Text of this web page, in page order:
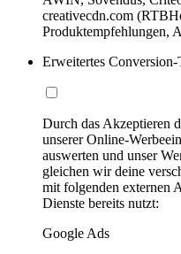
creativecdn.com
Produktempfehlungen,
Erweitertes
Durch das Akzeptieren
unserer Online-
auswerten und unser
gleichen wir deine
mit folgenden externen
Dienste bereits nutzt:
Google Ads